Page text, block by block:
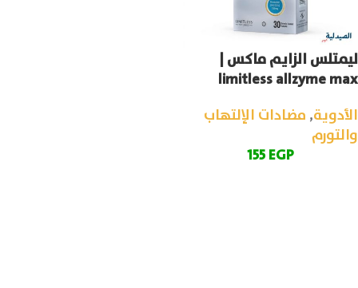
ليمتلس الزايم ماكس |
limitless allzyme max
الأدوية, مضادات الإلتهاب
والتورم
155EGP